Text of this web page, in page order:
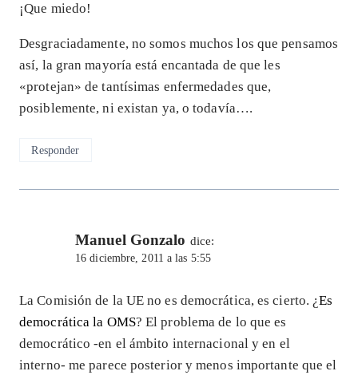
¡Que miedo!
Desgraciadamente, no somos muchos los que pensamos
así, la gran mayoría está encantada de que les
«protejan» de tantísimas enfermedades que,
posiblemente, ni existan ya, o todavía….
Responder
Manuel Gonzalo dice:
16 diciembre, 2011 a las 5:55
La Comisión de la UE no es democrática, es cierto. ¿Es
democrática la OMS? El problema de lo que es
democrático -en el ámbito internacional y en el
interno- me parece posterior y menos importante que el